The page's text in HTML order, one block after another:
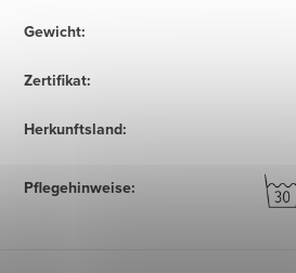
Gewicht:
Zertifikat:
Herkunftsland:
Pflegehinweise: